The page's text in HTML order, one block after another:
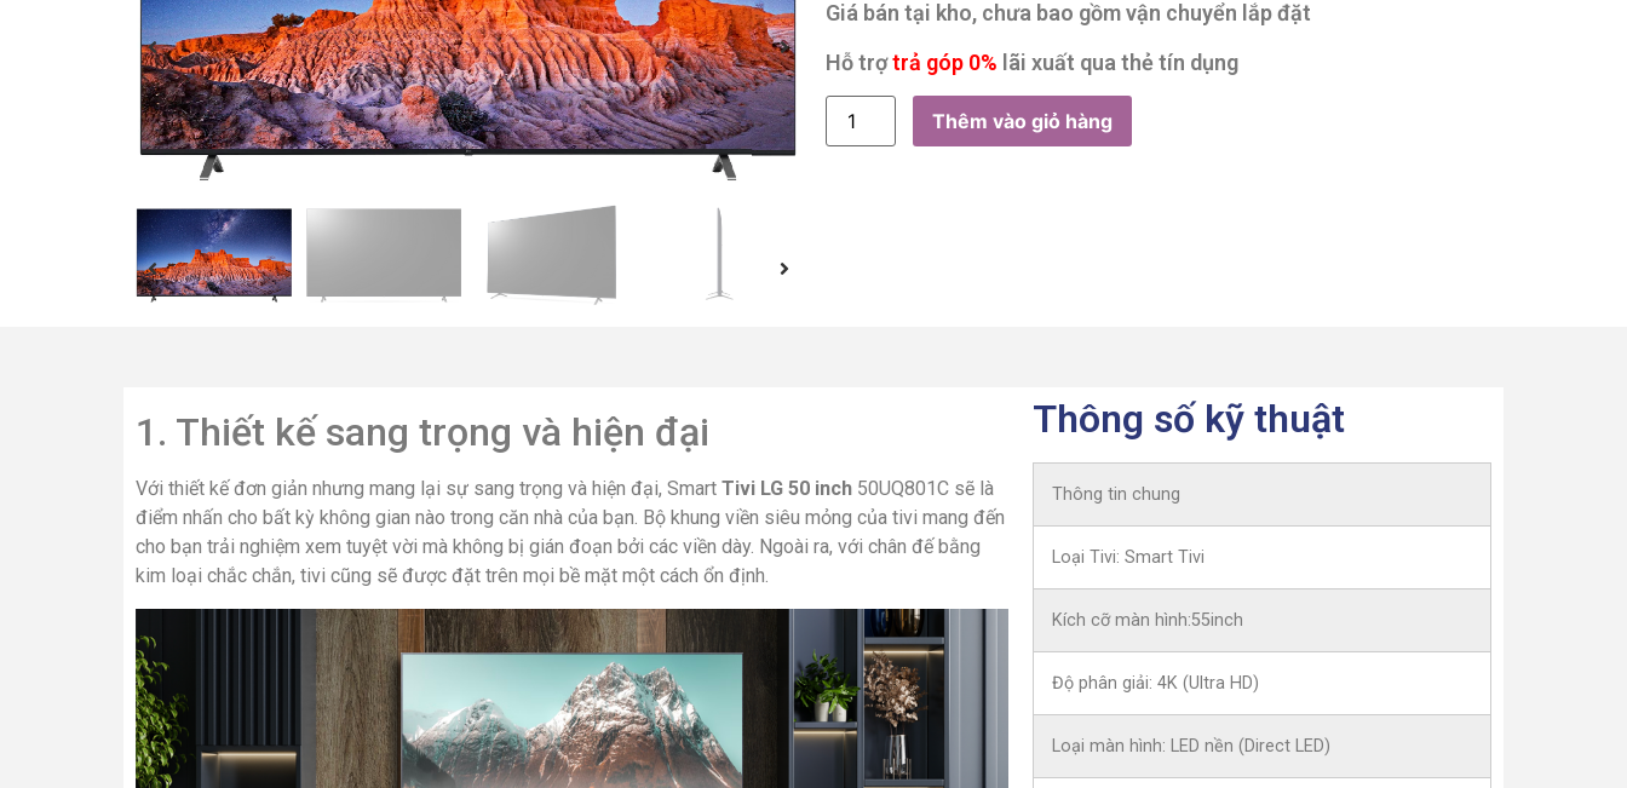
Giá bán tại kho, chưa bao gồm vận chuyển lắp đặt
Hỗ trợtrả góp 0% lãi xuất qua thẻ tín dụng
Thêm vào giỏ hàng
1. Thiết kế sang trọng và hiện đại
Với thiết kế đơn giản nhưng mang lại sự sang trọng và hiện đại, Smart Tivi LG 50 inch 50UQ801C sẽ là
điểm nhấn cho bất kỳ không gian nào trong căn nhà của bạn. Bộ khung viền siêu mỏng của tivi mang đến
cho bạn trải nghiệm xem tuyệt vời mà không bị gián đoạn bởi các viền dày. Ngoài ra, với chân đế bằng
kim loại chắc chắn, tivi cũng sẽ được đặt trên mọi bề mặt một cách ổn định.
Thông số kỹ thuật
Thông tin chung
Loại Tivi: Smart Tivi
Kích cỡ màn hình:55inch
Độ phân giải: 4K (Ultra HD)
Loại màn hình: LED nền (Direct LED)